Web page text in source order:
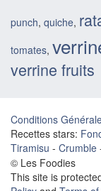
punch, quiche,
tomates,
verrine fruits
Conditions
Recettes stars:
Tiramisu - Crumble
© Les Foodies
This site is